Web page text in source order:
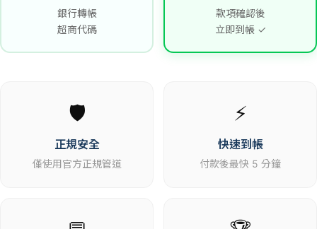
銀行轉帳
超商代碼
款項確認後
立即到帳 ✓
🛡️
正規安全
僅使用官方正規管道
⚡
快速到帳
付款後最快 5 分鐘